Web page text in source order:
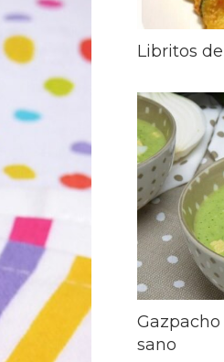
Libritos
sano